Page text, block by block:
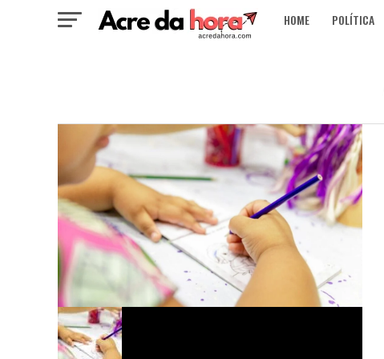
HOME POLÍTICA